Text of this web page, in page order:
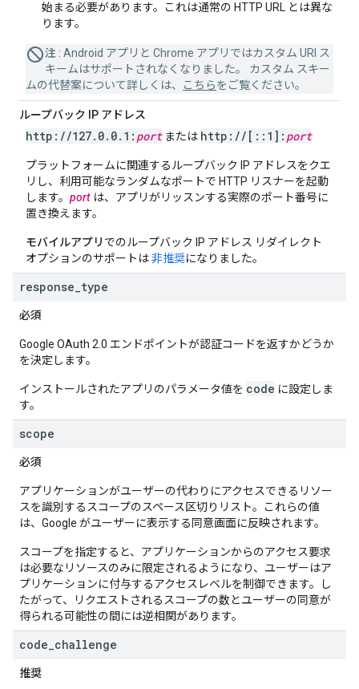
始まる必要があります。これは通常の HTTP URL とは異な
ります。
注 : Android アプリと Chrome アプリではカスタム URI ス
キームはサポートされなくなりました。 カスタム スキー
ムの代替案について詳しくは、
こちらをご覧ください。
ループバック IP アドレス
http: //127. 0. 0. 1: portまたは http: // [ :: 1]: port
プラットフォームに関連するループバック IP アドレスをクエ
リし、利用可能なランダムなポートで HTTP リスナーを起動
します。 port は、アプリがリッスンする実際のポート番号に
置き換えます。
モバイルアプリ でのループバック IP アドレス リダイレクト
オプションのサポートは非推奨になりました。
response type
必須
Google OAuth 2.0 エンドポイントが認証コードを返すかどうか
を決定します。
インストールされたアプリのパラメータ値を code に設定しま
す。
scope
必須
アプリケーションがユーザーの代わりにアクセスできるリソー
スを識別するスコープのスペース区切りリスト。これらの値
は、Google がユーザーに表示する同意画面に反映されます。
スコープを指定すると、アプリケーションからのアクセス要求
は必要なリソースのみに限定されるようになり、ユーザーはア
プリケーションに付与するアクセスレベルを制御できます。し
たがって、リクエストされるスコープの数とユーザーの同意が
得られる可能性の間には逆相関があります。
code challenge
推奨